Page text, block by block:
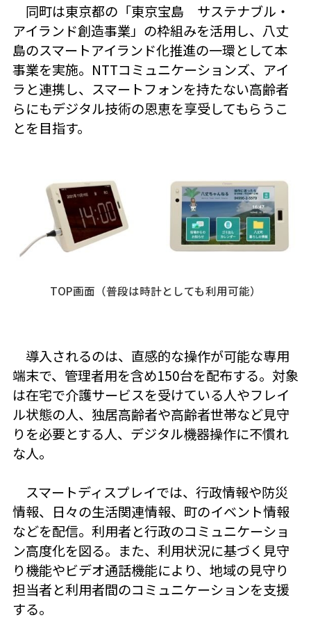
同町は東京都の「東京宝島 サステナブル・
アイランド創造事業」の枠組みを活用し、八丈
島のスマートアイランド化推進の一環として本
事業を実施。NTTコミュニケーションズ、アイ
ラと連携し、スマートフォンを持たない高齢者
らにもデジタル技術の恩恵を享受してもらうこ
とを目指す。
TOP画面（普段は時計としても利用可能）
導入されるのは、直感的な操作が可能な専用
端末で、管理者用を含め150台を配布する。対象
は在宅で介護サービスを受けている人やフレイ
ル状態の人、独居高齢者や高齢者世帯など見守
りを必要とする人、デジタル機器操作に不慣れ
な人。
スマートディスプレイでは、行政情報や防災
情報、日々の生活関連情報、町のイベント情報
などを配信。利用者と行政のコミュニケーショ
ン高度化を図る。また、利用状況に基づく見守
り機能やビデオ通話機能により、地域の見守り
担当者と利用者間のコミュニケーションを支援
する。